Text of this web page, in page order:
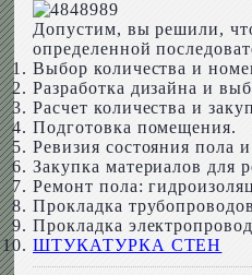
Допустим, вы решили,
определенной
Выбор количества и
Разработка дизайна и
Расчет количества и
Подготовка помещения.
Ревизия состояния пола
Закупка материалов для
Ремонт пола:
Прокладка
Прокладка
ШТУКАТУРКА СТЕН